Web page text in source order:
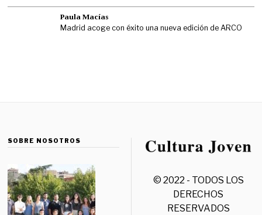
Paula Macías
Madrid acoge con éxito una nueva edición de ARCO
SOBRE NOSOTROS
© 2022 - TODOS LOS
DERECHOS
RESERVADOS